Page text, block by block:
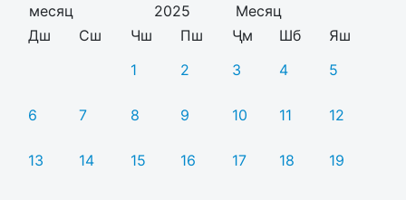
2025
Дш
Сш Чш Пш Ҷм Шб
Яш
1
2 3 4 5
6 7 8 9 10 11 12
13 14 15 16 17 18 19